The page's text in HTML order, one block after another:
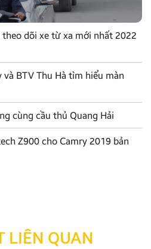
dõi xe từ xa mới nhất 2022
và BTV Thu Hà tìm hiểu màn
cùng cầu thủ Quang Hải
Z900 cho Camry 2019 bản
LIÊN QUAN